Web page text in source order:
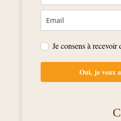
Je consens à recevoir
Oui, je veux